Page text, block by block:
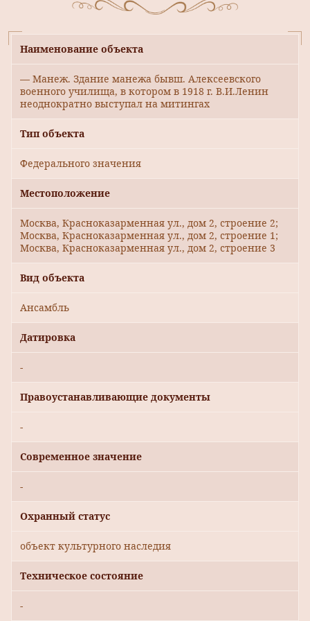
Наименование объекта
— Манеж. Здание манежа бывш. Алексеевского
военного училища, в котором в 1918 г. В.И.Ленин
неоднократно выступал на митингах
Тип объекта
Федерального значения
Местоположение
Москва, Красноказарменная ул., дом 2, строение 2;
Москва, Красноказарменная ул., дом 2, строение 1;
Москва, Красноказарменная ул., дом 2, строение 3
Вид объекта
Ансамбль
Датировка
-
Правоустанавливающие документы
-
Современное значение
-
Охранный статус
объект культурного наследия
Техническое состояние
-